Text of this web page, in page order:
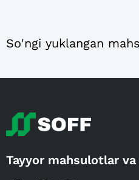
So'ngi yuklangan
Tayyor mahsulotlar